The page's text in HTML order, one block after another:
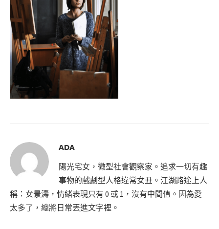
ADA
陽光宅女，微型社會觀察家。追求一切有趣
事物的戲劇型人格違常女丑。江湖路途上人
稱：女景濤，情緒表現只有 0 或 1，沒有中間值。因為愛
太多了，總將日常丟進文字裡。